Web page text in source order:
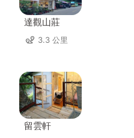
達觀山莊
3.3 公里
留雲軒